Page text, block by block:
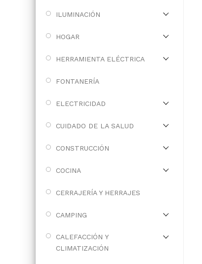
ILUMINACIÓN
HOGAR
HERRAMIENTA ELÉCTRICA
FONTANERÍA
ELECTRICIDAD
CUIDADO DE LA SALUD
CONSTRUCCIÓN
COCINA
CERRAJERÍA Y HERRAJES
CAMPING
CALEFACCIÓN Y
CLIMATIZACIÓN